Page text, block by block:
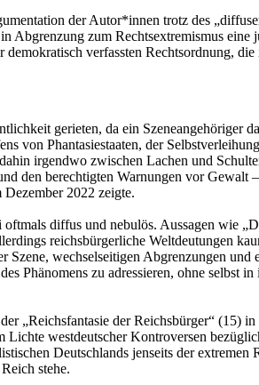
der Autor*innen trotz des
Abgrenzung zum Rechtsextremismus eine
verfassten Rechtsordnung,
gerieten, da ein Szeneangehöriger
von Phantasiestaaten, der
irgendwo zwischen Lachen und
den berechtigten Warnungen vor Gewalt
2022 zeigte.
diffus und nebulös. Aussagen wie
reichsbürgerliche Weltdeutungen
wechselseitigen Abgrenzungen
Phänomens zu adressieren, ohne selbst
„Reichsfantasie der Reichsbürger“ (15)
westdeutscher Kontroversen
Deutschlands jenseits der
stehe.